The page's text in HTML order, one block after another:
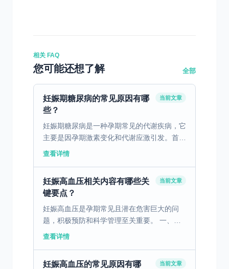
相关 FAQ
您可能还想了解 全部
妊娠期糖尿病的常见原因有哪
些？
当前文章
妊娠期糖尿病是一种孕期常见的代谢疾病，它
主要是因孕期激素变化和代谢应激引发。首
先，激素变化在孕期非常显著，这些变化不仅
查看详情
妊娠高血压相关内容有哪些关
键要点？
当前文章
妊娠高血压是孕期常见且潜在危害巨大的问
题，积极预防和科学管理至关重要。 一、妊
娠高血压的成因及潜在风险妊娠高血压是孕妇
查看详情
妊娠高血压的常见原因有哪
当前文章